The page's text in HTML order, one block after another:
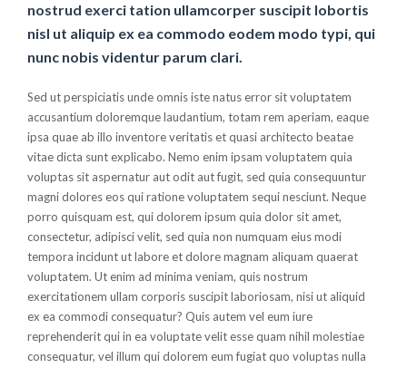
nostrud exerci tation ullamcorper suscipit lobortis
nisl ut aliquip ex ea commodo eodem modo typi, qui
nunc nobis videntur parum clari.
Sed ut perspiciatis unde omnis iste natus error sit voluptatem
accusantium doloremque laudantium, totam rem aperiam, eaque
ipsa quae ab illo inventore veritatis et quasi architecto beatae
vitae dicta sunt explicabo. Nemo enim ipsam voluptatem quia
voluptas sit aspernatur aut odit aut fugit, sed quia consequuntur
magni dolores eos qui ratione voluptatem sequi nesciunt. Neque
porro quisquam est, qui dolorem ipsum quia dolor sit amet,
consectetur, adipisci velit, sed quia non numquam eius modi
tempora incidunt ut labore et dolore magnam aliquam quaerat
voluptatem. Ut enim ad minima veniam, quis nostrum
exercitationem ullam corporis suscipit laboriosam, nisi ut aliquid
ex ea commodi consequatur? Quis autem vel eum iure
reprehenderit qui in ea voluptate velit esse quam nihil molestiae
consequatur, vel illum qui dolorem eum fugiat quo voluptas nulla